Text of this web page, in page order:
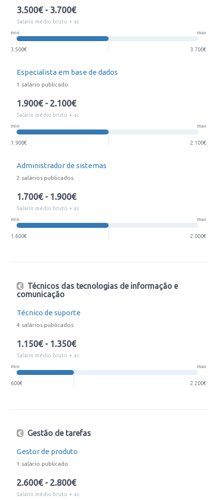
3.500€ - 3.700€
Salário médio bruto + ac
min max
3.500€ 3.700€
Especialista em base de dados
1 salário publicado
1.900€ - 2.100€
Salário médio bruto + ac
min max
1.900€ 2.100€
Administrador de sistemas
2 salários publicados
1.700€ - 1.900€
Salário médio bruto + ac
min max
1.600€ 2.000€
Técnicos das tecnologias de informação e
comunicação
Técnico de suporte
4 salários publicados
1.150€ - 1.350€
Salário médio bruto + ac
min max
600€ 2.200€
Gestão de tarefas
Gestor de produto
1 salário publicado
2.600€ - 2.800€
Salário médio bruto + ac